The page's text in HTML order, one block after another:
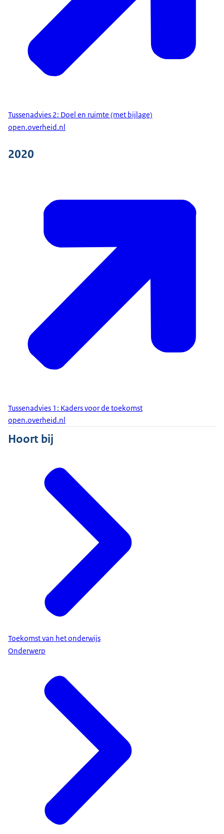
Tussenadvies 2: Doel en ruimte (met bijlage)
open.overheid.nl
2020
Tussenadvies 1: Kaders voor de toekomst
open.overheid.nl
Hoort bij
Toekomst van het onderwijs
Onderwerp